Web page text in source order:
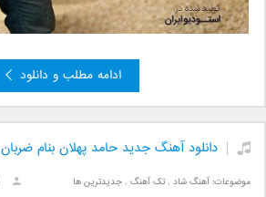
ادامه مطلب و دانلود
دانلود آهنگ جدید حامد پهلان بنام ضربان
موضوعات:آهنگ شاد ,تک آهنگ ,جدیدترین ها